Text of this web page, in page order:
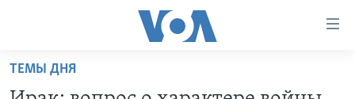
Перейти
ТЕМЫ ДНЯ